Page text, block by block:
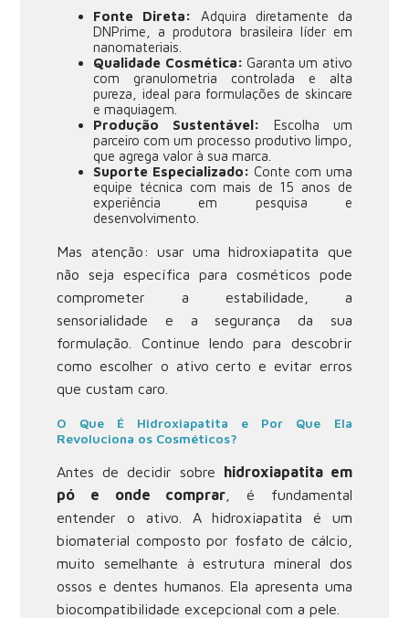
Fonte Direta: Adquira diretamente da
DNPrime, a produtora brasileira líder em
nanomateriais.
Qualidade Cosmética: Garanta um ativo
com granulometria controlada e alta
pureza, ideal para formulações de skincare
e maquiagem.
Produção Sustentável: Escolha um
parceiro com um processo produtivo limpo,
que agrega valor à sua marca.
Suporte Especializado: Conte com uma
equipe técnica com mais de 15 anos de
experiência em pesquisa e
desenvolvimento.
Mas atenção: usar uma hidroxiapatita que
não seja específica para cosméticos pode
comprometer a estabilidade, a
sensorialidade e a segurança da sua
formulação. Continue lendo para descobrir
como escolher o ativo certo e evitar erros
que custam caro.
O Que É Hidroxiapatita e Por Que Ela
Revoluciona os Cosméticos?
Antes de decidir sobre hidroxiapatita em
pó e onde comprar , é fundamental
entender o ativo. A hidroxiapatita é um
biomaterial composto por fosfato de cálcio,
muito semelhante à estrutura mineral dos
ossos e dentes humanos. Ela apresenta uma
biocompatibilidade excepcional com a pele.